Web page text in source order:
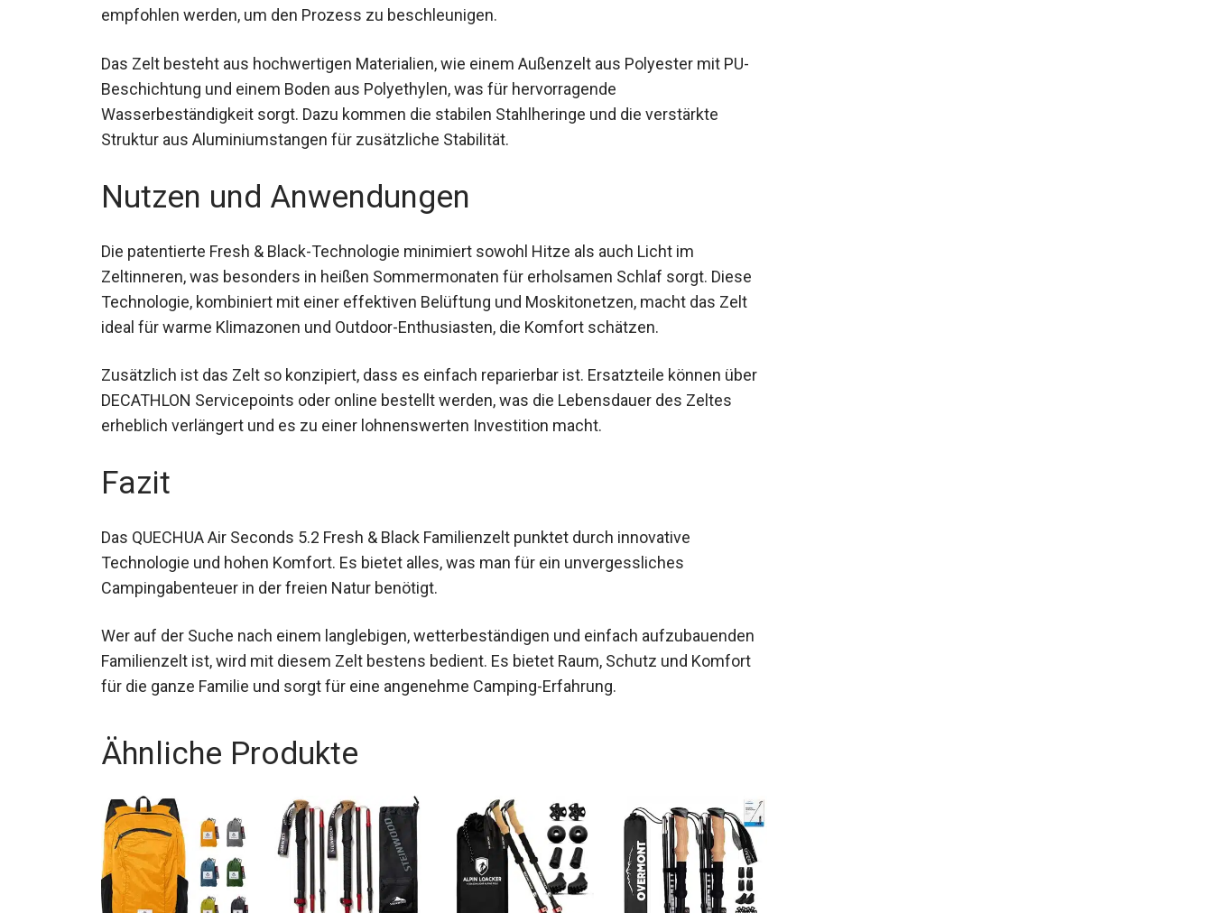
empfohlen werden, um den Prozess zu beschleunigen.
Das Zelt besteht aus hochwertigen Materialien, wie einem Außenzelt aus Polyester mit PU-
Beschichtung und einem Boden aus Polyethylen, was für hervorragende
Wasserbeständigkeit sorgt. Dazu kommen die stabilen Stahlheringe und die verstärkte
Struktur aus Aluminiumstangen für zusätzliche Stabilität.
Nutzen und Anwendungen
Die patentierte Fresh & Black-Technologie minimiert sowohl Hitze als auch Licht im
Zeltinneren, was besonders in heißen Sommermonaten für erholsamen Schlaf sorgt. Diese
Technologie, kombiniert mit einer effektiven Belüftung und Moskitonetzen, macht das Zelt
ideal für warme Klimazonen und Outdoor-Enthusiasten, die Komfort schätzen.
Zusätzlich ist das Zelt so konzipiert, dass es einfach reparierbar ist. Ersatzteile können über
DECATHLON Servicepoints oder online bestellt werden, was die Lebensdauer des Zeltes
erheblich verlängert und es zu einer lohnenswerten Investition macht.
Fazit
Das QUECHUA Air Seconds 5.2 Fresh & Black Familienzelt punktet durch innovative
Technologie und hohen Komfort. Es bietet alles, was man für ein unvergessliches
Campingabenteuer in der freien Natur benötigt.
Wer auf der Suche nach einem langlebigen, wetterbeständigen und einfach aufzubauenden
Familienzelt ist, wird mit diesem Zelt bestens bedient. Es bietet Raum, Schutz und Komfort
für die ganze Familie und sorgt für eine angenehme Camping-Erfahrung.
Ähnliche Produkte